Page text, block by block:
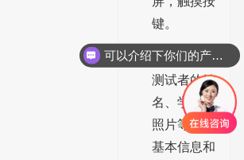
键。
可实时显示
测试者的姓
名、学号、
照片等各种
基本信息和
可以介绍下你们的产品么？